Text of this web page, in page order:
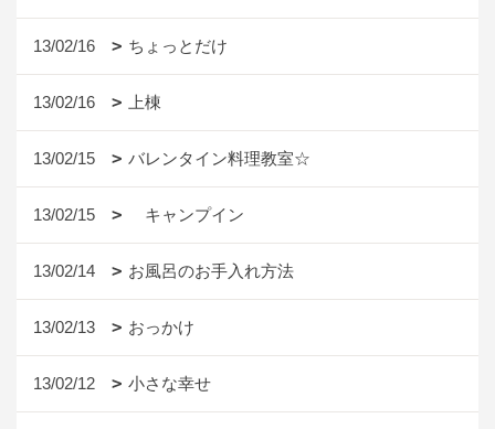
13/02/16 ちょっとだけ
13/02/16 上棟
13/02/15 バレンタイン料理教室☆
13/02/15 キャンプイン
13/02/14 お風呂のお手入れ方法
13/02/13 おっかけ
13/02/12 小さな幸せ